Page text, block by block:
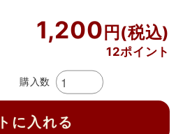
1,200
12ポイント
購入数
に入れる